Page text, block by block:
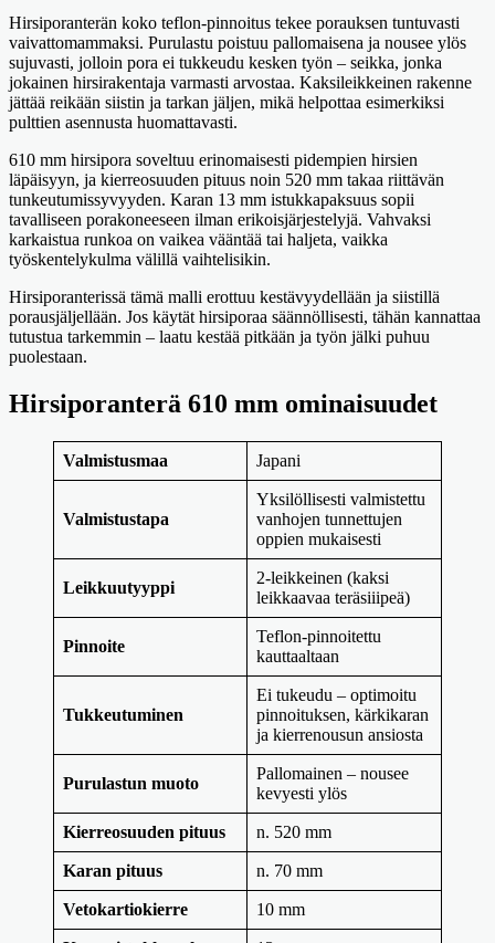
Hirsiporanterän koko teflon-pinnoitus tekee porauksen tuntuvasti
vaivattomammaksi. Purulastu poistuu pallomaisena ja nousee ylös
sujuvasti, jolloin pora ei tukkeudu kesken työn – seikka, jonka
jokainen hirsirakentaja varmasti arvostaa. Kaksileikkeinen rakenne
jättää reikään siistin ja tarkan jäljen, mikä helpottaa esimerkiksi
pulttien asennusta huomattavasti.
610 mm hirsipora soveltuu erinomaisesti pidempien hirsien
läpäisyyn, ja kierreosuuden pituus noin 520 mm takaa riittävän
tunkeutumissyvyyden. Karan 13 mm istukkapaksuus sopii
tavalliseen porakoneeseen ilman erikoisjärjestelyjä. Vahvaksi
karkaistua runkoa on vaikea vääntää tai haljeta, vaikka
työskentelykulma välillä vaihtelisikin.
Hirsiporanterissä tämä malli erottuu kestävyydellään ja siistillä
porausjäljellään. Jos käytät hirsiporaa säännöllisesti, tähän kannattaa
tutustua tarkemmin – laatu kestää pitkään ja työn jälki puhuu
puolestaan.
Hirsiporanterä 610 mm ominaisuudet
Valmistusmaa Japani
Valmistustapa
Yksilöllisesti valmistettu
vanhojen tunnettujen
oppien mukaisesti
Leikkuutyyppi
2-leikkeinen (kaksi
leikkaavaa teräsiiipeä)
Pinnoite
Teflon-pinnoitettu
kauttaaltaan
Tukkeutuminen
Ei tukeudu – optimoitu
pinnoituksen, kärkikaran
ja kierrenousun ansiosta
Purulastun muoto
Pallomainen – nousee
kevyesti ylös
Kierreosuuden pituus n. 520 mm
Karan pituus n. 70 mm
Vetokartiokierre 10 mm